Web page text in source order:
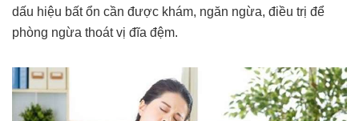
dấu hiệu bất ổn cần được khám, ngăn ngừa, điều trị để
phòng ngừa thoát vị đĩa đệm.